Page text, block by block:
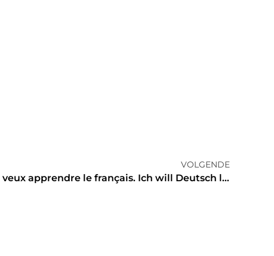
VOLGENDE
I want to learn English. Je veux apprendre le français. Ich will Deutsch lernen. Gaat dit voor u op?